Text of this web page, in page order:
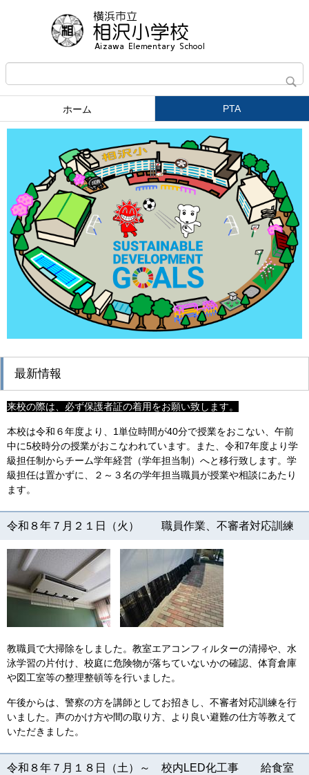
ホーム PTA
最新情報
来校の際は、必ず保護者証の着用をお願い致します。
本校は令和６年度より、1単位時間が40分で授業をおこない、午前
中に5校時分の授業がおこなわれています。また、令和7年度より学
級担任制からチーム学年経営（学年担当制）へと移行致します。学
級担任は置かずに、２～３名の学年担当職員が授業や相談にあたり
ます。
令和８年７月２１日（火） 職員作業、不審者対応訓練
教職員で大掃除をしました。教室エアコンフィルターの清掃や、水
泳学習の片付け、校庭に危険物が落ちていないかの確認、体育倉庫
や図工室等の整理整頓等を行いました。
午後からは、警察の方を講師としてお招きし、不審者対応訓練を行
いました。声のかけ方や間の取り方、より良い避難の仕方等教えて
いただきました。
令和８年７月１８日（土）～ 校内LED化工事 給食室